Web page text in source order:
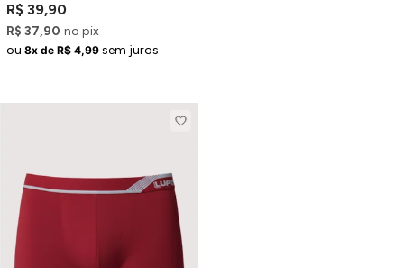
R$ 39,90
R$ 37,90 no pix
ou 8x de R$ 4,99 sem juros